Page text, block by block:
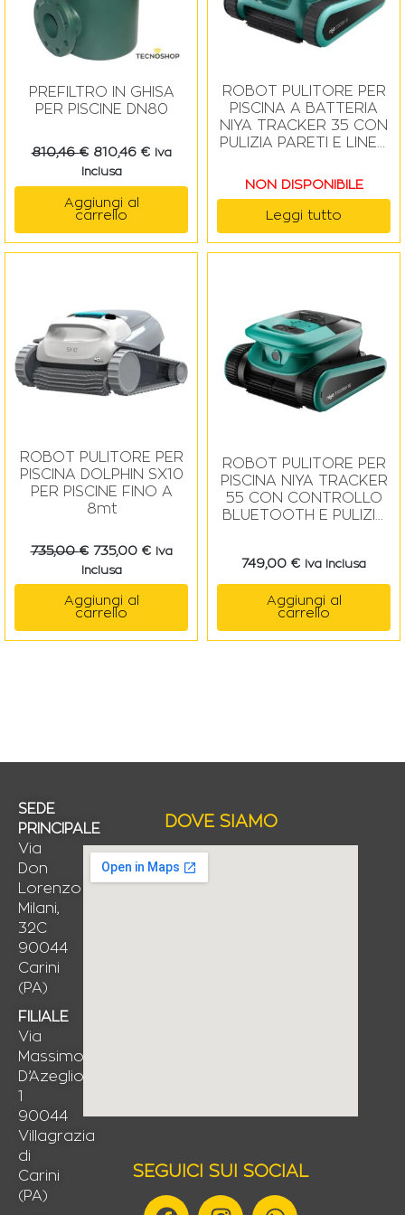
PREFILTRO IN GHISA
PER PISCINE DN80
810,46€ 810,46 €
Iva
Inclusa
Aggiungi al
carrello
ROBOT PULITORE PER
PISCINA A BATTERIA
NIYA TRACKER 35 CON
PULIZIA PARETI E LINEA
NON DISPONIBILE
Leggi tutto
ROBOT PULITORE PER
PISCINA DOLPHIN SX10
PER PISCINE FINO A
8mt
735,00€ 735,00 €
Iva
Inclusa
Aggiungi al
carrello
ROBOT PULITORE PER
PISCINA NIYA TRACKER
55 CON CONTROLLO
BLUETOOTH E PULIZIA
749,00 € Iva Inclusa
Aggiungi al
carrello
SEDE
PRINCIPALE
Via
Don
Lorenzo
Milani,
32C
90044
Carini
(PA)
FILIALE
Via
Massimo
D’Azeglio,
1
90044
Villagrazia
di
Carini
(PA)
DOVE SIAMO
SEGUICI SUI SOCIAL
F
I
W